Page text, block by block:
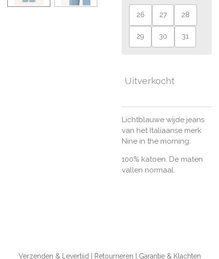
26 27 28
29 30 31
Uitverkocht
Lichtblauwe wijde jeans
van het Italiaanse merk
Nine in the morning.
100% katoen. De maten
vallen normaal.
Verzenden & Levertijd | Retourneren | Garantie & Klachten